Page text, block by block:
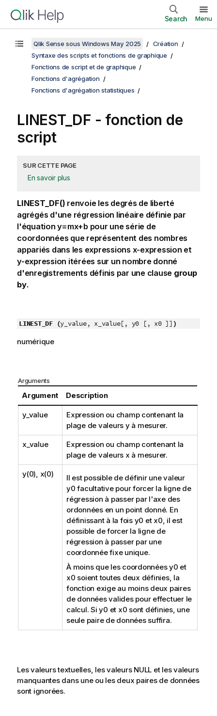
Search Menu
Qlik Sense sous Windows May 2025
Création
Syntaxe des scripts et fonctions de graphique
Fonctions de script et de graphique
Fonctions d'agrégation
Fonctions d'agrégation statistiques
LINEST_DF - fonction de
script
SUR CETTE PAGE
En savoir plus
LINEST_DF() renvoie les degrés de liberté
agrégés d'une régression linéaire définie par
l'équationy=mx+bpour une série de
coordonnées que représentent des nombres
appariés dans les expressions x-expression et
y-expression itérées sur un nombre donné
d'enregistrements définis par une clause group
by.
LINEST_DF (y_value, x_value[, y0 [, x0 ]] )
numérique
Arguments
Argument Description
y_value
Expression ou champ contenant la
plage de valeurs yà mesurer.
x_value
Expression ou champ contenant la
plage de valeurs x à mesurer.
y(0), x(0)
Il est possible de définir une valeur
y0 facultative pour forcer la ligne de
régression à passer par l'axe des
ordonnées en un point donné. En
définissant à la fois y0 et x0, il est
possible de forcer la ligne de
régression à passer par une
coordonnée fixe unique.
À moins que les coordonnéesy0 et
x0 soient toutes deux définies, la
fonction exige au moins deux paires
de données valides pour effectuer le
calcul. Siy0 et x0 sont définies, une
seule paire de données suffira.
Les valeurs textuelles, les valeurs NULL et les valeurs
manquantes dans une ou les deux paires de données
sont ignorées.